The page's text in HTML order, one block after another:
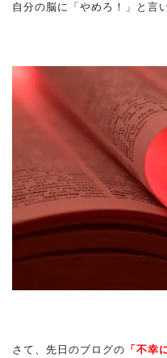
自分の脳に「やめろ！」と言
さて、先日のブログの 「不幸